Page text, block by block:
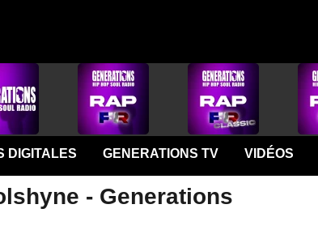
DIGITALES GENERATIONS TV VIDÉOS
- Generations